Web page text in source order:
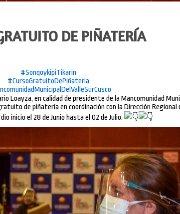
DE PIÑATERÍA
#SonqoykipiTikarin
#CursoGratuitoDePiñateria
Loayza, en calidad de presidente de la Mancomunidad
de piñatería en coordinación con la Dirección Regional
inicio el 28 de Junio hasta el 02 de Julio.